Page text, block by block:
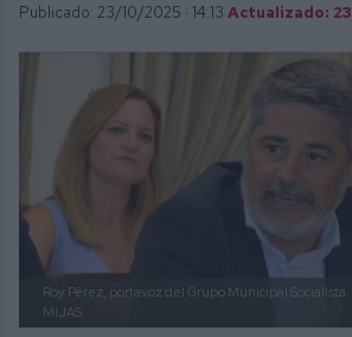
Publicado: 23/10/2025 · 14:13 Actualizado:
Roy Pérez, portavoz del Grupo Municipal Socialista.
MIJAS.